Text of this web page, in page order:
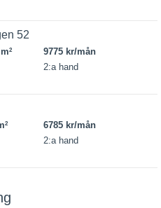
52
2
9775 kr/mån
2:a hand
2
6785 kr/mån
2:a hand